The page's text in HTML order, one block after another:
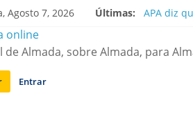
Agosto 7, 2026 Últimas:
APA diz
Ponte
Situação
de Almada, sobre Almada, para
Entrar